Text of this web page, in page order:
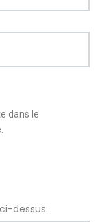
dans le
dessus: